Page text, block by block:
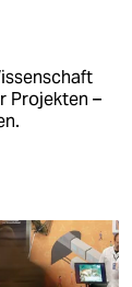
Projekten –